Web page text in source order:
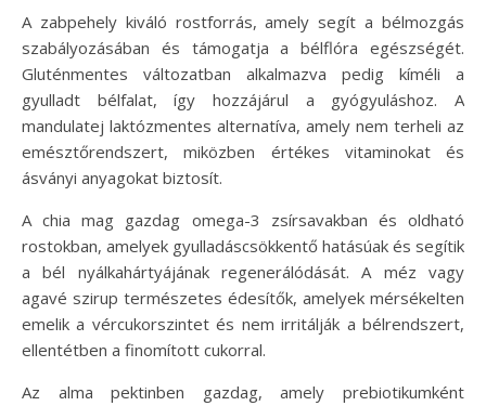
A zabpehely kiváló rostforrás, amely segít a bélmozgás
szabályozásában és támogatja a bélflóra egészségét.
Gluténmentes változatban alkalmazva pedig kíméli a
gyulladt bélfalat, így hozzájárul a gyógyuláshoz. A
mandulatej laktózmentes alternatíva, amely nem terheli az
emésztőrendszert, miközben értékes vitaminokat és
ásványi anyagokat biztosít.
A chia mag gazdag omega-3 zsírsavakban és oldható
rostokban, amelyek gyulladáscsökkentő hatásúak és segítik
a bél nyálkahártyájának regenerálódását. A méz vagy
agavé szirup természetes édesítők, amelyek mérsékelten
emelik a vércukorszintet és nem irritálják a bélrendszert,
ellentétben a finomított cukorral.
Az alma pektinben gazdag, amely prebiotikumként